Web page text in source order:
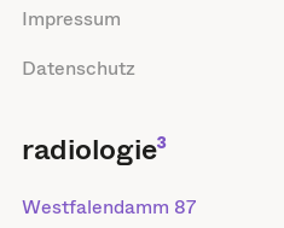
Impressum
Datenschutz
radiologie³
Westfalendamm 87